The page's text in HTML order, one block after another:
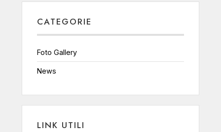
CATEGORIE
Foto Gallery
News
LINK UTILI